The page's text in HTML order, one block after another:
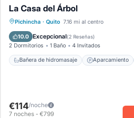
La Casa del Árbol
Pichincha · Quito 7.16 mi al centro
10.0 Excepcional(2 Reseñas)
2 Dormitorios 1 Baño 4 Invitados
Bañera de hidromasaje Aparcamiento
Bañera de hidromasaje
Internet
Se admiten mascotas
€114/noche
7 noches - €799